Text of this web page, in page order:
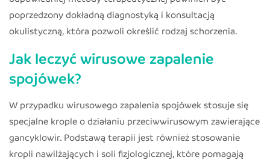
poprzedzony dokładną diagnostyką i konsultacją
okulistyczną, która pozwoli określić rodzaj schorzenia.
Jak leczyć wirusowe zapalenie
spojówek?
W przypadku wirusowego zapalenia spojówek stosuje się
specjalne krople o działaniu przeciwwirusowym zawierające
gancyklowir. Podstawą terapii jest również stosowanie
kropli nawilżających i soli fizjologicznej, które pomagają